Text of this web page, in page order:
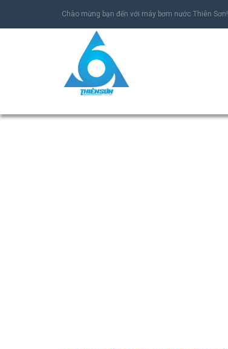
Chào mừng bạn đến với máy bơm nước Thiên Sơn!